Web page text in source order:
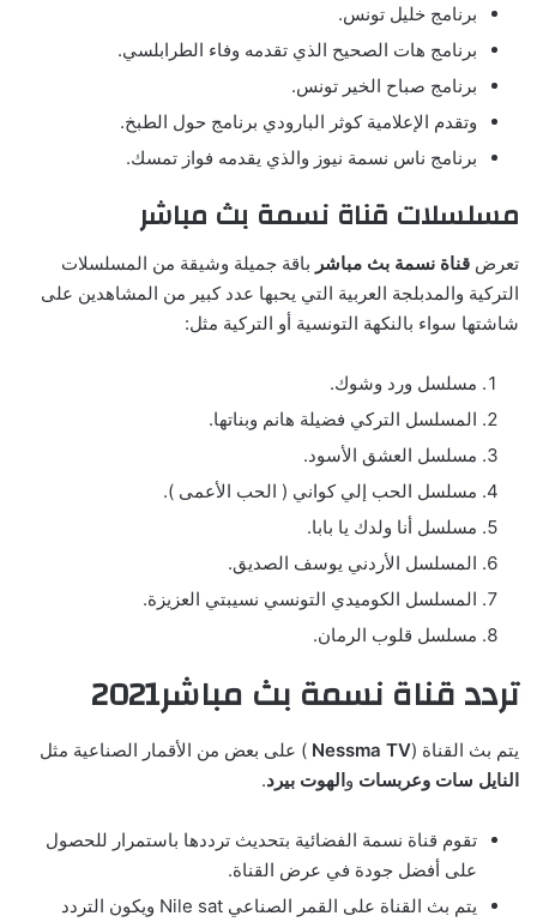
برنامج خليل تونس.
برنامج هات الصحيح الذي تقدمه وفاء الطرابلسي.
برنامج صباح الخير تونس.
وتقدم الإعلامية كوثر البارودي برنامج حول الطبخ.
برنامج ناس نسمة نيوز والذي يقدمه فواز تمسك.
مسلسلات قناة نسمة بث مباشر
تعرض قناة نسمة بث مباشر باقة جميلة وشيقة من المسلسلات
التركية والمدبلجة العربية التي يحبها عدد كبير من المشاهدين على
شاشتها سواء بالنكهة التونسية أو التركية مثل:
مسلسل ورد وشوك.
المسلسل التركي فضيلة هانم وبناتها.
مسلسل العشق الأسود.
مسلسل الحب إلي كواني ( الحب الأعمى ).
مسلسل أنا ولدك يا بابا.
المسلسل الأردني يوسف الصديق.
المسلسل الكوميدي التونسي نسيبتي العزيزة.
مسلسل قلوب الرمان.
تردد قناة نسمة بث مباشر2021
يتم بث القناة (Nessma TV ) على بعض من الأقمار الصناعية مثل
النايل سات وعربسات والهوت بيرد.
تقوم قناة نسمة الفضائية بتحديث ترددها باستمرار للحصول
على أفضل جودة في عرض القناة.
يتم بث القناة على القمر الصناعي Nile sat ويكون التردد